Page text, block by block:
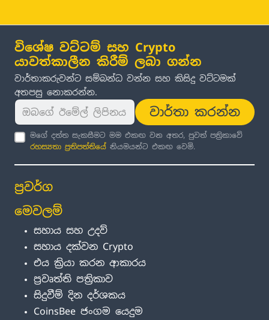
විශේෂ වට්ටම් සහ Crypto
යාවත්කාලීන කිරීම් ලබා ගන්න
වාර්තාකරුවන්ට සම්බන්ධ වන්න සහ කිසිදු වට්ටමක්
අතපසු නොකරන්න.
වාර්තා කරන්න
මගේ දත්ත සැකසීමට මම එකඟ වන අතර, පුවත් පත්‍රිකාවේ
රහස්‍යතා ප්‍රතිපත්තිය ේ නියමයන්ට එකඟ වෙමි.
ප්‍රවර්ග
මෙවලම්
සහාය සහ උදව්
සහාය දක්වන Crypto
එය ක්‍රියා කරන ආකාරය
ප්‍රවෘත්ති පත්‍රිකාව
සිදුවීම් දින දර්ශකය
CoinsBee ජංගම යෙදුම